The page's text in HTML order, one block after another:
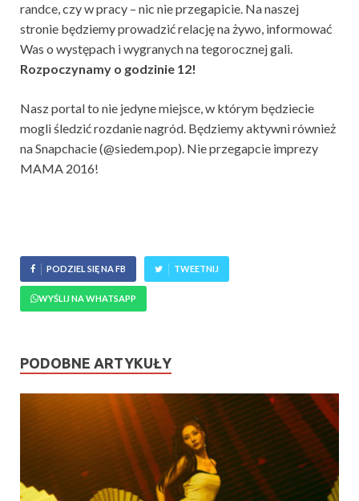
randce, czy w pracy – nic nie przegapicie. Na naszej
stronie będziemy prowadzić relację na żywo, informować
Was o występach i wygranych na tegorocznej gali.
Rozpoczynamy o godzinie 12!
Nasz portal to nie jedyne miejsce, w którym będziecie
mogli śledzić rozdanie nagród. Będziemy aktywni również
na Snapchacie (@siedem.pop). Nie przegapcie imprezy
MAMA 2016!
PODZIEL SIĘ NA FB TWEETNIJ
WYŚLIJ NA WHATSAPP
PODOBNE ARTYKUŁY